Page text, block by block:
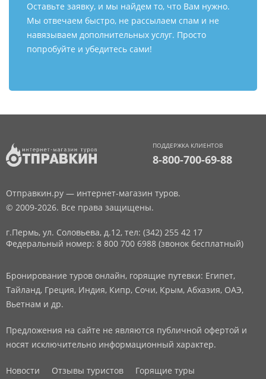
Оставьте заявку, и мы найдем то, что Вам нужно.
Мы отвечаем быстро, не рассылаем спам и не
навязываем дополнительных услуг. Просто
попробуйте и убедитесь сами!
ПОДДЕРЖКА КЛИЕНТОВ
8-800-700-69-88
Отправкин.ру — интернет-магазин туров.
© 2009-2026. Все права защищены.
г.Пермь, ул. Соловьева, д.12, тел: (342) 255 42 17
Федеральный номер: 8 800 700 6988 (звонок бесплатный)
Бронирование туров онлайн, горящие путевки: Египет,
Тайланд, Греция, Индия, Кипр, Сочи, Крым, Абхазия, ОАЭ,
Вьетнам и др.
Предложения на сайте не являются публичной офертой и
носят исключительно информационный характер.
Новости Отзывы туристов Горящие туры